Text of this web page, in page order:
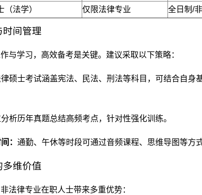
（法学）
仅限法律专业 全日制/
时间管理
与学习，高效备考是关键。建议采取以下策略：
硕士考试涵盖宪法、民法、刑法等科目，可结合自身
析历年真题总结高频考点，针对性强化训练。
： 通勤、午休等时段可通过音频课程、思维导图等方
多维价值
法律专业在职人士带来多重优势：